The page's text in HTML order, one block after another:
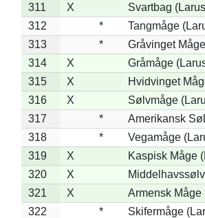
311
X
Svartbag
312
*
Tangmåge
313
*
Gråvinget
314
X
Gråmåge
315
X
Hvidvinget
316
X
Sølvmåge
317
*
Amerikansk
318
*
Vegamåge
319
X
Kaspisk Måge
320
X
321
X
Armensk Måge
322
*
Skifermåge